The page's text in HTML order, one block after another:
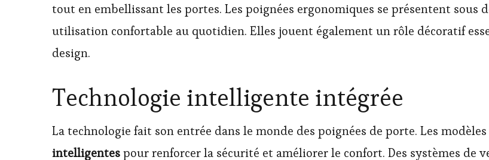
tout en embellissant les portes. Les poignées ergonomiques se présentent sous
utilisation confortable au quotidien. Elles jouent également un rôle décoratif
design.
Technologie intelligente intégrée
La technologie fait son entrée dans le monde des poignées de porte. Les
intelligentespour renforcer la sécurité et améliorer le confort. Des systèmes de